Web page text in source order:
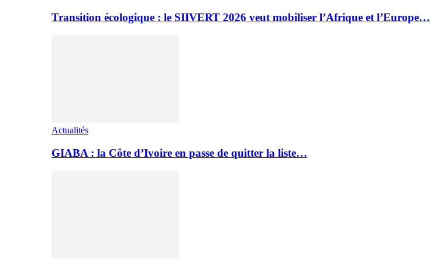
Transition écologique : le SIIVERT 2026 veut mobiliser l’Afrique et l’Europe…
Actualités
GIABA : la Côte d’Ivoire en passe de quitter la liste…